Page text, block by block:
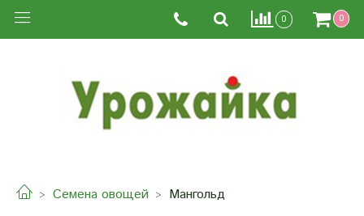
0 0
Семена овощей Мангольд